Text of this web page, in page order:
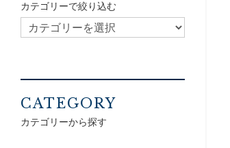
カテゴリーで絞り込む
CATEGORY
カテゴリーから探す